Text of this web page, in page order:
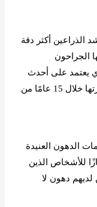
الذراعين أكثر دقة
الجراحون
يعتمد على أحدث
الأجهزة والتقنيات الأوروبية التي اكتسب خبرتها خلال 15 عامًا من
الدهون العنيدة
للأشخاص الذين
دهون لا